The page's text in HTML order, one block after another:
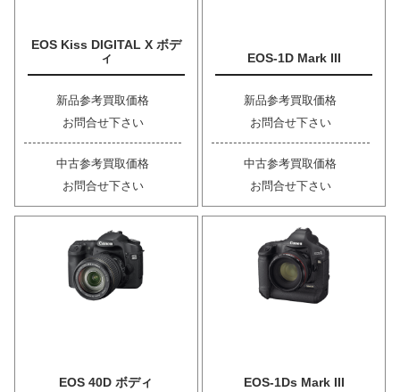
EOS Kiss DIGITAL X ボデ
ィ
新品参考買取価格
お問合せ下さい
中古参考買取価格
お問合せ下さい
EOS-1D Mark III
新品参考買取価格
お問合せ下さい
中古参考買取価格
お問合せ下さい
EOS 40D ボディ EOS-1Ds Mark III